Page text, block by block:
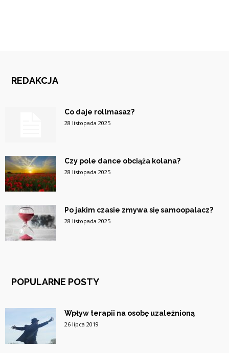
REDAKCJA
Co daje rollmasaz?
28 listopada 2025
Czy pole dance obciąża kolana?
28 listopada 2025
Po jakim czasie zmywa się samoopalacz?
28 listopada 2025
POPULARNE POSTY
Wpływ terapii na osobę uzależnioną
26 lipca 2019